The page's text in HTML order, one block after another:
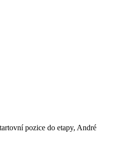
pozice do etapy, André